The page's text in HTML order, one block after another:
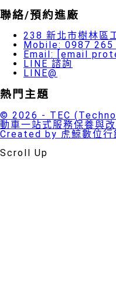
聯絡/預約進廠
238 新北市樹林區
Mobile: 0987 265
Email:
[email
LINE 諮詢
LINE@
熱門主題
© 2026 - TEC
動車一站式服務保養與
Created by 虎鯨數位行
Scroll Up